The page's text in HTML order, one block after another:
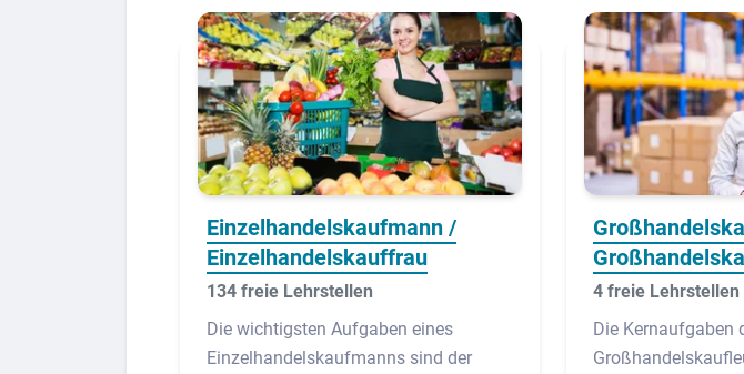
Einzelhandelskaufmann /
Einzelhandelskauffrau
134 freie Lehrstellen
Die wichtigsten Aufgaben eines
Einzelhandelskaufmanns sind der
4 freie Lehrstellen
Die Kernaufgaben